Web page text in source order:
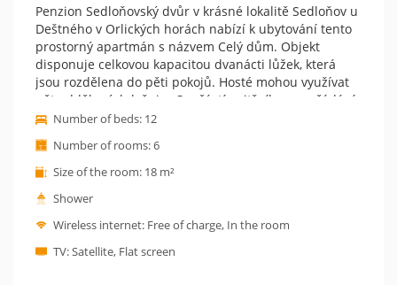
Penzion Sedloňovský dvůr v krásné lokalitě Sedloňov u
Deštného v Orlických horách nabízí k ubytování tento
prostorný apartmán s názvem Celý dům. Objekt
disponuje celkovou kapacitou dvanácti lůžek, která
jsou rozdělena do pěti pokojů. Hosté mohou využívat
pět oddělených ložnic . Součástí vnitřního uspořádání
jsou dvě plně vybavené kuchyně a samostatná jídelna.
K vybavení kuchyně patří lednice s mrazákem, trouba,
myčka nádobí a rychlovarná konvice se setem na
přípravu kávy či čaje. Komfort zajišťují tři koupelny se
sprchou a toaletou, kde jsou zdarma k dispozici
toaletní potřeby i hotelový textil. Celý prostor je
nekuřácký a je vytápěn ústředním topením. Pro volný
Okna jsou opatřena závěsy a pro relaxaci na čerstvém
Number of beds: 12
Number of rooms: 6
Size of the room: 18 m²
Shower
Wireless internet: Free of charge, In the room
TV: Satellite, Flat screen